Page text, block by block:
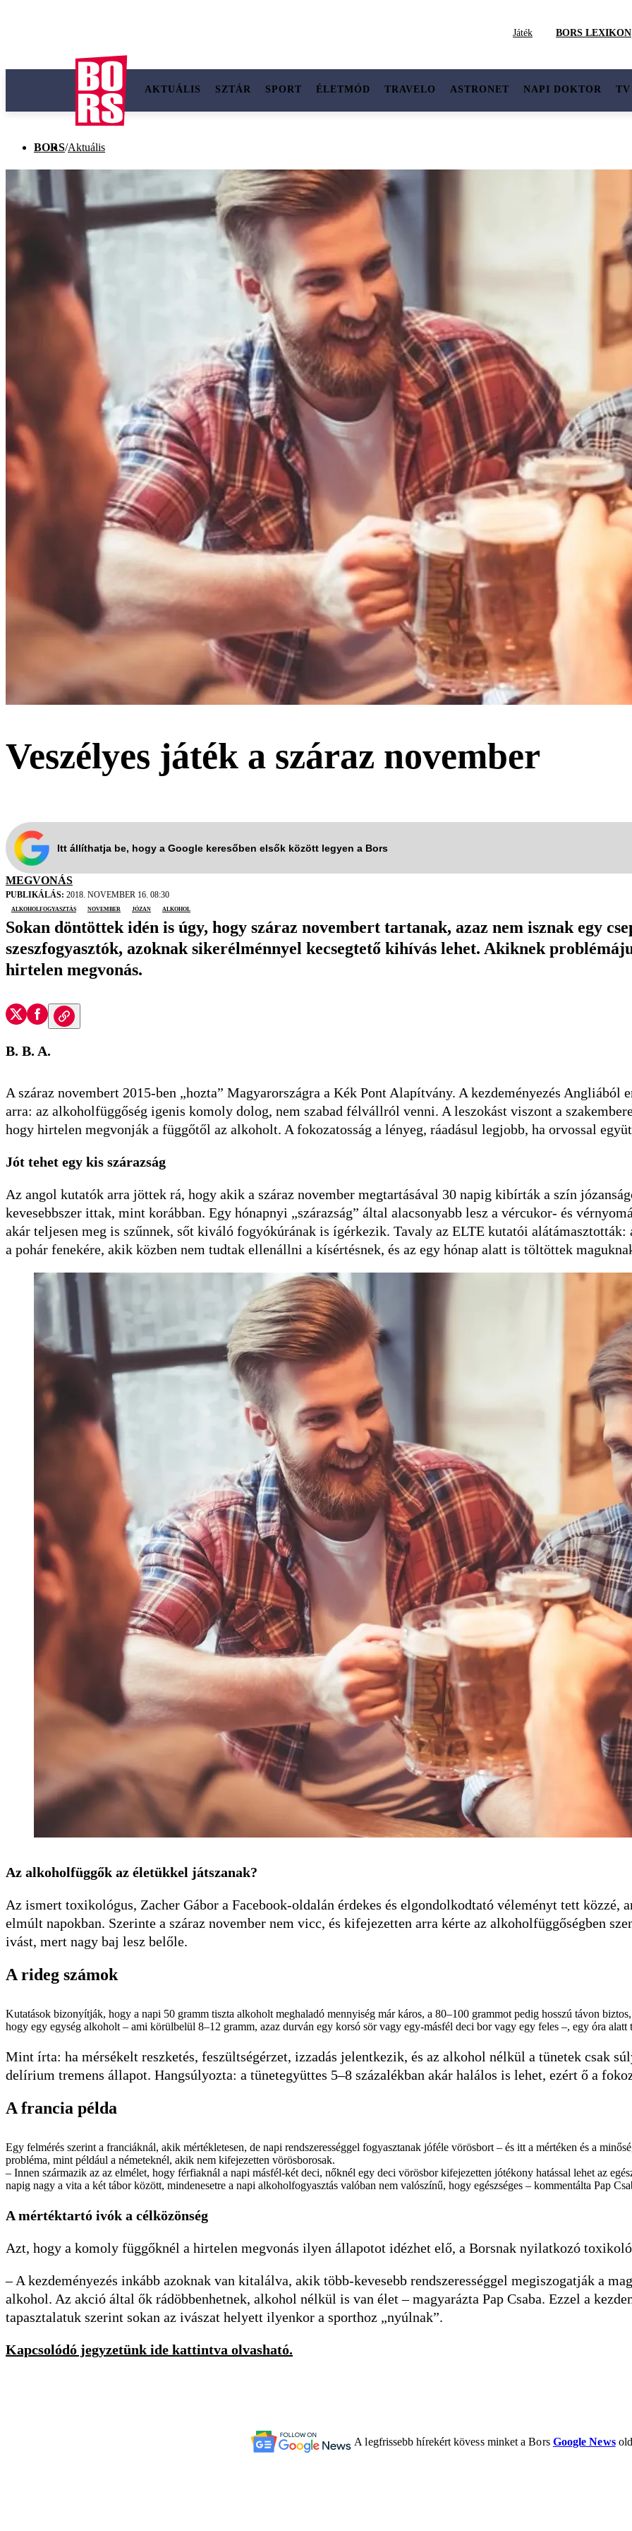
Játék BORS LEXIKON
AKTUÁLIS SZTÁR SPORT ÉLETMÓD TRAVELO ASTRONET NAPI DOKTOR TV
BORS/Aktuális
Veszélyes játék a száraz november
Itt állíthatja be, hogy a Google keresőben elsők között legyen a Bors
MEGVONÁS
PUBLIKÁLÁS: 2018. NOVEMBER 16. 08:30
alkoholfogyasztás
november józan alkohol
Sokan döntöttek idén is úgy, hogy száraz novembert tartanak, azaz nem isznak egy
szeszfogyasztók, azoknak sikerélménnyel kecsegtető kihívás lehet. Akiknek
hirtelen megvonás.
B. B. A.
A száraz novembert 2015-ben „hozta” Magyarországra a Kék Pont Alapítvány. A kezdeményezés
arra: az alkoholfüggőség igenis komoly dolog, nem szabad félvállról venni. A leszokást viszont a
hogy hirtelen megvonják a függőtől az alkoholt. A fokozatosság a lényeg, ráadásul legjobb, ha orvossal
Jót tehet egy kis szárazság
Az angol kutatók arra jöttek rá, hogy akik a száraz november megtartásával 30 napig kibírták a szín
kevesebbszer ittak, mint korábban. Egy hónapnyi „szárazság” által alacsonyabb lesz a vércukor- és
akár teljesen meg is szűnnek, sőt kiváló fogyókúrának is ígérkezik. Tavaly az ELTE kutatói alátámasztották:
a pohár fenekére, akik közben nem tudtak ellenállni a kísértésnek, és az egy hónap alatt is töltöttek
Az alkoholfüggők az életükkel játszanak?
Az ismert toxikológus, Zacher Gábor a Facebook-oldalán érdekes és elgondolkodtató véleményt tett közzé,
elmúlt napokban. Szerinte a száraz november nem vicc, és kifejezetten arra kérte az alkoholfüggőségben
ivást, mert nagy baj lesz belőle.
A rideg számok
Kutatások bizonyítják, hogy a napi 50 gramm tiszta alkoholt meghaladó mennyiség már káros, a 80–100 grammot pedig hosszú távon
hogy egy egység alkoholt – ami körülbelül 8–12 gramm, azaz durván egy korsó sör vagy egy-másfél deci bor vagy egy feles –, egy óra alatt
Mint írta: ha mérsékelt reszketés, feszültségérzet, izzadás jelentkezik, és az alkohol nélkül a tünetek csak
delírium tremens állapot. Hangsúlyozta: a tünetegyüttes 5–8 százalékban akár halálos is lehet, ezért ő a
A francia példa
Egy felmérés szerint a franciáknál, akik mértékletesen, de napi rendszerességgel fogyasztanak jóféle vörösbort – és itt a mértéken és a
probléma, mint például a németeknél, akik nem kifejezetten vörösborosak.
– Innen származik az az elmélet, hogy férfiaknál a napi másfél-két deci, nőknél egy deci vörösbor kifejezetten jótékony hatással lehet az
napig nagy a vita a két tábor között, mindenesetre a napi alkoholfogyasztás valóban nem valószínű, hogy egészséges – kommentálta Pap
A mértéktartó ivók a célközönség
Azt, hogy a komoly függőknél a hirtelen megvonás ilyen állapotot idézhet elő, a Borsnak nyilatkozó
– A kezdeményezés inkább azoknak van kitalálva, akik több-kevesebb rendszerességgel megiszogatják a
alkohol. Az akció által ők rádöbbenhetnek, alkohol nélkül is van élet – magyarázta Pap Csaba. Ezzel a
tapasztalatuk szerint sokan az ivászat helyett ilyenkor a sporthoz „nyúlnak”.
Kapcsolódó jegyzetünk ide kattintva olvasható.
A legfrissebb hírekért kövess minket a Bors Google News